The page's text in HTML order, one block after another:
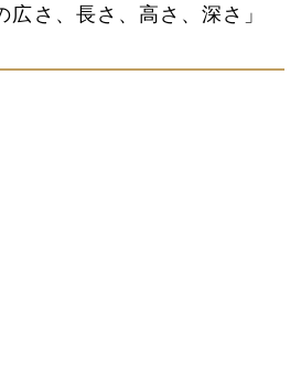
広さ、長さ、高さ、深さ」